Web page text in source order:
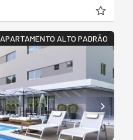
APARTAMENTO ALTO PADRÃO